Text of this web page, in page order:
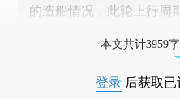
的造船情况，此轮上行周
本文共计3959
登录 后获取